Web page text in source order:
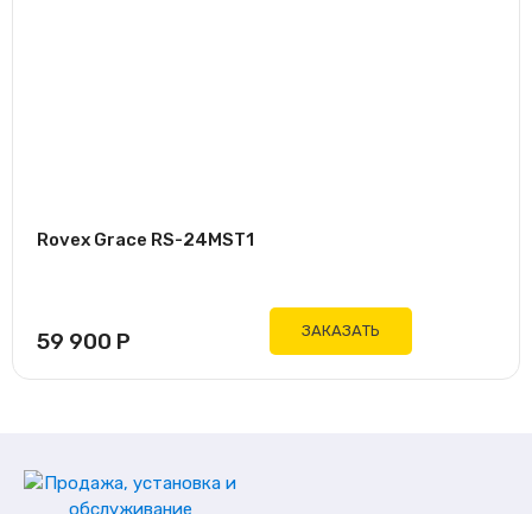
Rovex Grace RS-24MST1
59 900 Р ЗАКАЗАТЬ